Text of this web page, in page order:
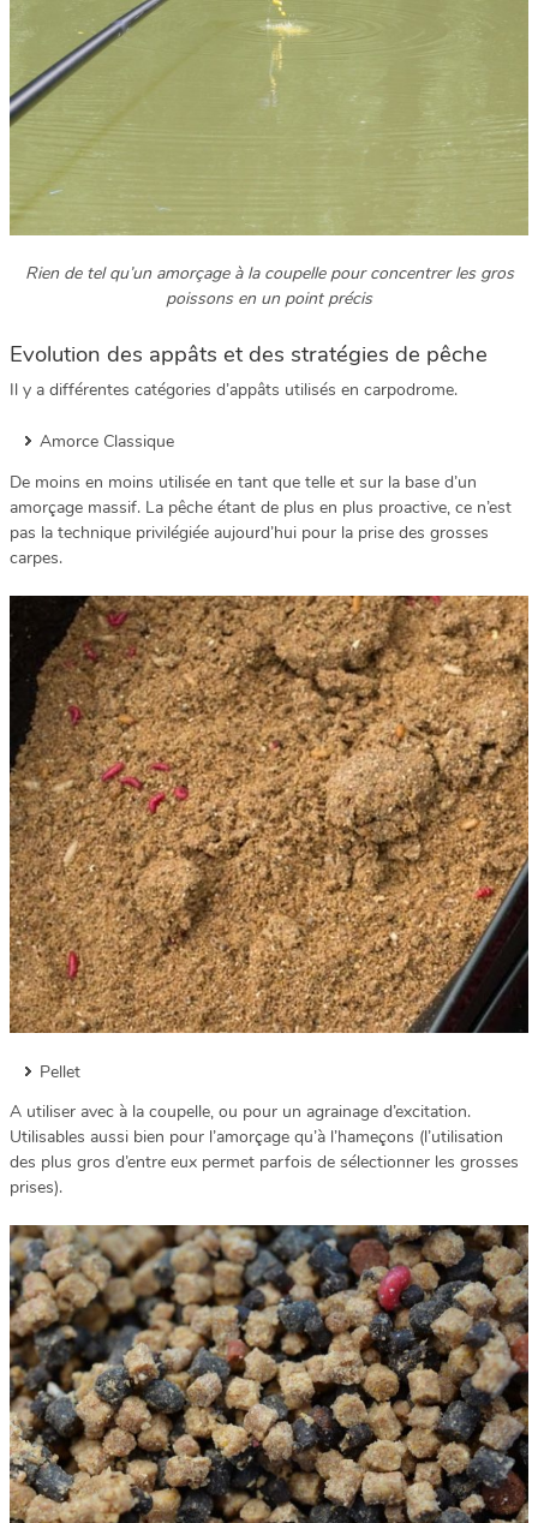
Rien de tel qu’un amorçage à la coupelle pour concentrer les gros
poissons en un point précis
Evolution des appâts et des stratégies de pêche
Il y a différentes catégories d’appâts utilisés en carpodrome.
Amorce Classique
De moins en moins utilisée en tant que telle et sur la base d’un
amorçage massif. La pêche étant de plus en plus proactive, ce n’est
pas la technique privilégiée aujourd’hui pour la prise des grosses
carpes.
Pellet
A utiliser avec à la coupelle, ou pour un agrainage d’excitation.
Utilisables aussi bien pour l’amorçage qu’à l’hameçons (l’utilisation
des plus gros d’entre eux permet parfois de sélectionner les grosses
prises).